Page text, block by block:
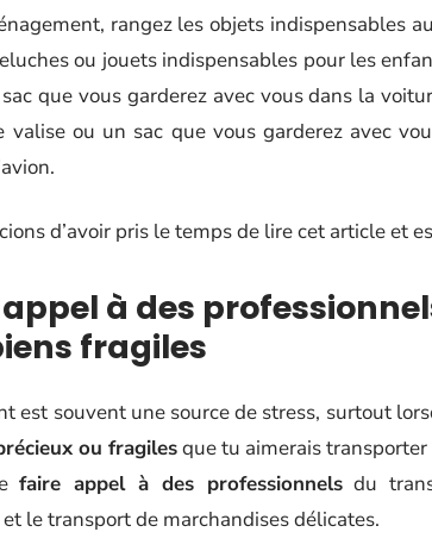
rangez les objets indispensables
ou jouets indispensables pour les
que vous garderez avec vous dans la
valise ou un sac que vous garderez avec
d’avoir pris le temps de lire cet article et
appel à des
fragiles
est souvent une source de stress, surtout
ou fragilesque tu aimerais
faire appel à des professionnelsdu
le transport de marchandises délicates.